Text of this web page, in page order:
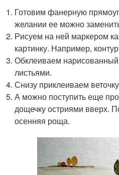
Готовим фанерную
желании ее можно
Рисуем на ней маркером
картинку. Например,
Обклеиваем
листьями.
Снизу приклеиваем
А можно поступить еще
дощечку остриями вверх.
осенняя роща.